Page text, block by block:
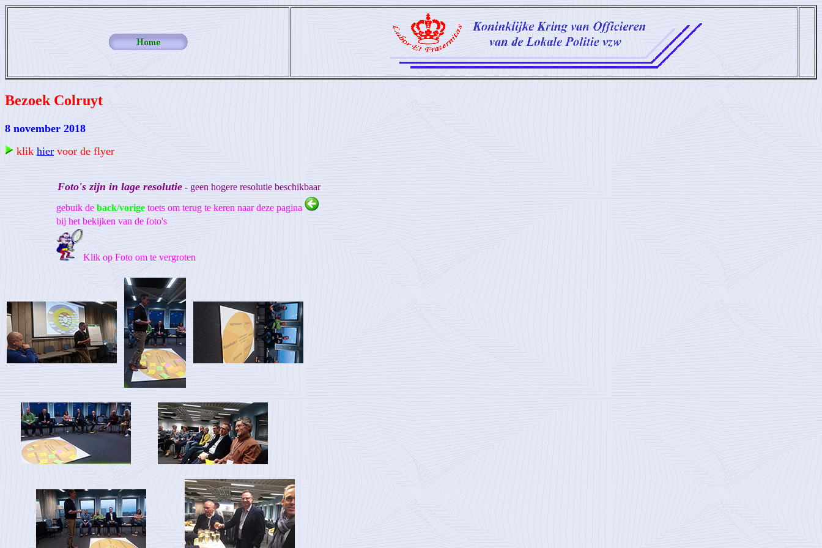
Bezoek Colruyt
8 november 2018
klik hier voor de flyer
Foto's zijn in lage resolutie - geen hogere resolutie beschikbaar
gebuik de back/vorige toets om terug te keren naar deze pagina
bij het bekijken van de foto's
Klik op Foto om te vergroten